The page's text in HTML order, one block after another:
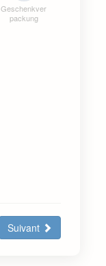
Geschenkver
packung
Suivant